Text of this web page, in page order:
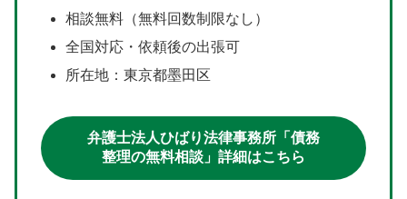
相談無料（無料回数制限なし）
全国対応・依頼後の出張可
所在地：東京都墨田区
弁護士法人ひばり法律事務所「債務
整理の無料相談」詳細はこちら